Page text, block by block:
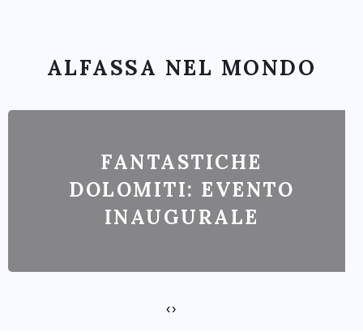
ALFASSA NEL MONDO
FANTASTICHE
DOLOMITI: EVENTO
INAUGURALE
‹›